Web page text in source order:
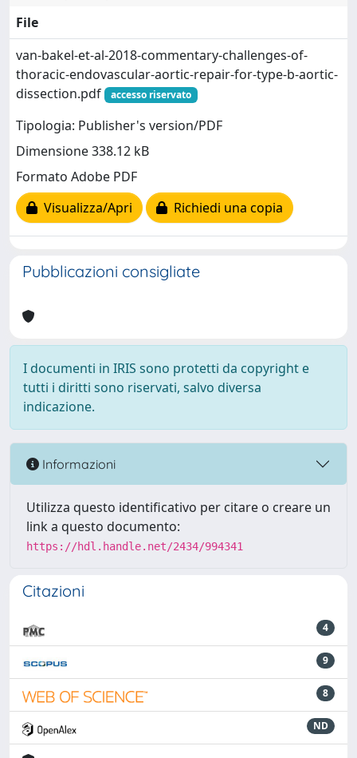
File
van-bakel-et-al-2018-commentary-challenges-of-
thoracic-endovascular-aortic-repair-for-type-b-aortic-
dissection.pdf
accesso riservato
Tipologia: Publisher's version/PDF
Dimensione 338.12 kB
Formato Adobe PDF
Visualizza/Apri
Richiedi una copia
Pubblicazioni consigliate
I documenti in IRIS sono protetti da copyright e
tutti i diritti sono riservati, salvo diversa
indicazione.
Informazioni
Utilizza questo identificativo per citare o creare un
link a questo documento:
https://hdl.handle.net/2434/994341
Citazioni
4
9
8
ND